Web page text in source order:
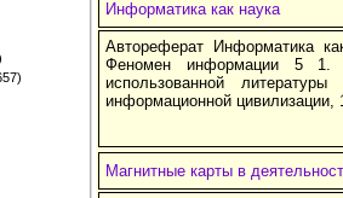
Информатика как наука
Автореферат Информатика
Феномен информации 5
использованной
информационной цивилизации,
Магнитные карты в